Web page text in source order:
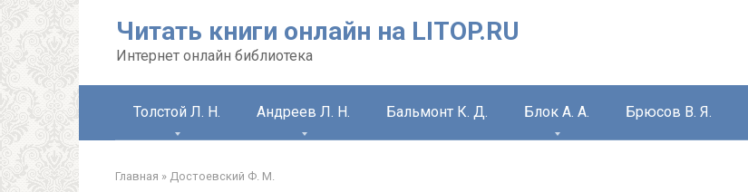
Читать книги онлайн на LITOP.RU
Интернет онлайн библиотека
Толстой Л. Н. Андреев Л. Н. Бальмонт К. Д. Блок А. А. Брюсов В. Я.
Главная » Достоевский Ф. М.